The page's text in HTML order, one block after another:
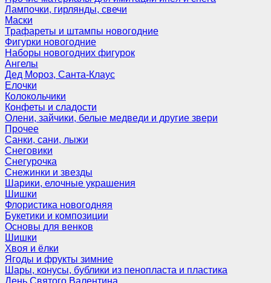
Лампочки, гирлянды, свечи
Маски
Трафареты и штампы новогодние
Фигурки новогодние
Наборы новогодних фигурок
Ангелы
Дед Мороз, Санта-Клаус
Елочки
Колокольчики
Конфеты и сладости
Олени, зайчики, белые медведи и другие звери
Прочее
Санки, сани, лыжи
Снеговики
Снегурочка
Снежинки и звезды
Шарики, елочные украшения
Шишки
Флористика новогодняя
Букетики и композиции
Основы для венков
Шишки
Хвоя и ёлки
Ягоды и фрукты зимние
Шары, конусы, бублики из пенопласта и пластика
День Святого Валентина